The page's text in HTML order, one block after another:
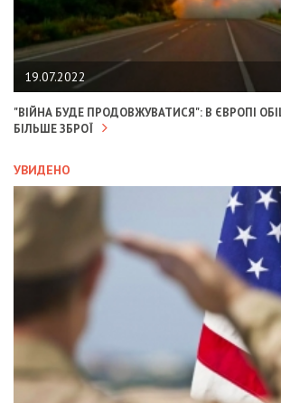
19.07.2022
"ВІЙНА БУДЕ ПРОДОВЖУВАТИСЯ": В ЄВРОПІ
БІЛЬШЕ ЗБРОЇ
УВИДЕНО